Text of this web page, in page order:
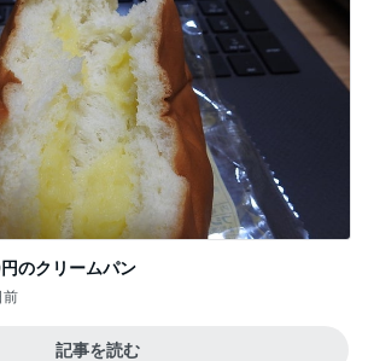
のクリームパン
前
記事を読む